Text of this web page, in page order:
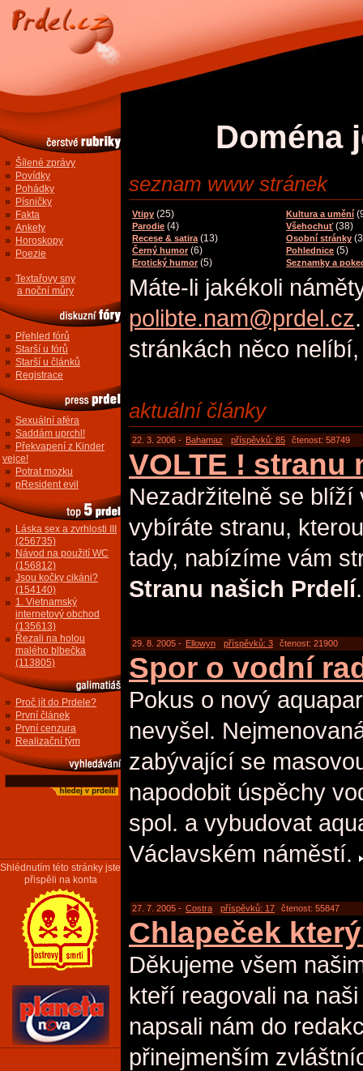
» Šílené zprávy
» Povídky
» Pohádky
» Písničky
» Fakta
» Ankety
» Horoskopy
» Poezie
» Textařovy sny
a noční můry
» Přehled fórů
» Starší u fórů
» Starší u článků
» Registrace
» Sexuální aféra
» Saddám uprchl!
» Překvapení z Kinder
vejce!
» Potrat mozku
» pResident evil
» Láska sex a zvrhlosti III
(256735)
» Návod na použití WC
(156812)
» Jsou kočky cikáni?
(154140)
» 1. Vietnamský
internetový obchod
(135613)
» Řezali na holou
malého blbečka
(113805)
» Proč jít do Prdele?
» První článek
» První cenzura
» Realizační tým
Shlédnutím této stránky jste
přispěli na konta
Doména
seznam www stránek
Vtipy (25)
Parodie (4)
Recese & satira(13)
Černý humor(6)
Erotický humor(5)
Kultura a umění
Všehochuť(38)
Osobní stránky
Pohlednice (5)
Seznamky a
Máte-li jakékoli
polibte.nam@prdel.cz
stránkách něco
aktuální články
22. 3. 2006 - Bahamaz příspěvků: 85 čtenost: 58749
VOLTE ! stranu
Nezadržitelně se blíží
vybíráte stranu,
tady, nabízíme vám
Stranu našich Prdelí.
29. 8. 2005 - Ellowyn příspěvků: 3 čtenost: 21900
Spor o vodní
Pokus o nový
nevyšel.
zabývající se
napodobit úspěchy
spol. a vybudovat
Václavském náměstí.
27. 7. 2005 - Costra příspěvků: 17 čtenost: 55847
Chlapeček
Děkujeme všem
kteří reagovali na
napsali nám do
přinejmenším